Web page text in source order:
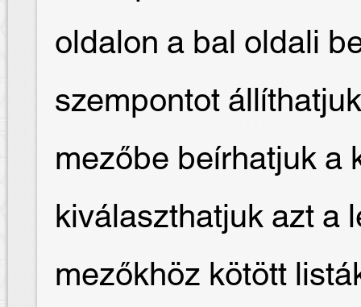
oldalon a bal oldali
szempontot
mezőbe beírhatjuk a
kiválaszthatjuk azt a
mezőkhöz kötött